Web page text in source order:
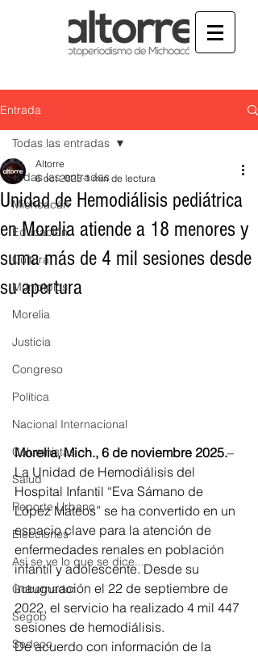
Entrada
Todas las entradas
Michoacán
Educación
Cultura
Municipios
Morelia
Justicia
Congreso
Política
Nacional Internacional
Columnistas
Salud
Reporte Urbano
Elecciones
Así se ve lo que se dice...
Gobernador
Segob
Sedeco
Todas las entradas
Unidad de Hemodiálisis pediátrica
en Morelia atiende a 18 menores y
suma más de 4 mil sesiones desde
su apertura
Altorre
6 oct 2025 1 min de lectura
Morelia, Mich., 6 de noviembre 2025.–
La Unidad de Hemodiálisis del
Hospital Infantil “Eva Sámano de
López Mateos” se ha convertido en un
espacio clave para la atención de
enfermedades renales en población
infantil y adolescente. Desde su
inauguración el 22 de septiembre de
2022, el servicio ha realizado 4 mil 447
sesiones de hemodiálisis.
De acuerdo con información de la